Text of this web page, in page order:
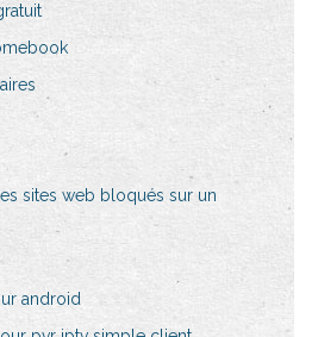
sites web bloqués sur un
android